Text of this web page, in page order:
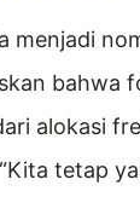
menjadi
bahwa
alokasi
tetap